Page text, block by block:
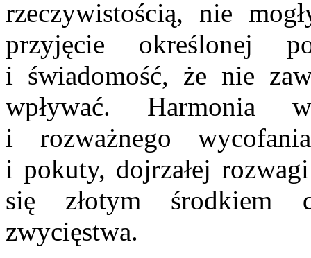
rzeczywistością, nie
przyjęcie określonej
i świadomość, że nie
wpływać.
i rozważnego
i pokuty, dojrzałej
się złotym środkiem
zwycięstwa.